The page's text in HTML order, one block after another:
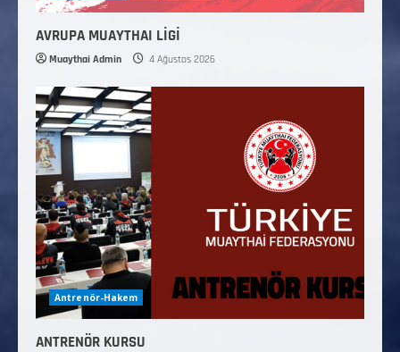
AVRUPA MUAYTHAI LİGİ
Muaythai Admin 4 Ağustos 2026
Antrenör-Hakem
ANTRENÖR KURSU